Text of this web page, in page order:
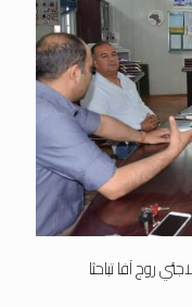
روج آفا تباحثا